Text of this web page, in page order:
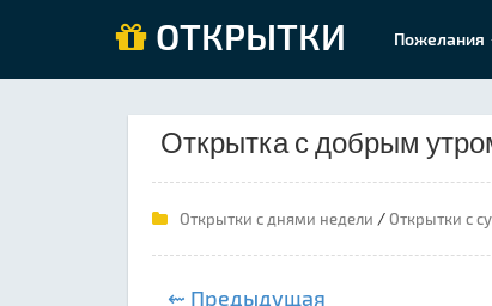
ОТКРЫТКИ Пожелания
Открытка с добрым
Открытки с днями недели /Открытки с
⇜ Предыдущая